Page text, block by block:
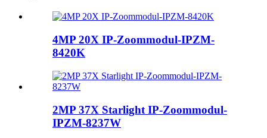
4MP 20X IP-Zoommodul-IPZM-
8420K
2MP 37X Starlight IP-Zoommodul-
IPZM-8237W